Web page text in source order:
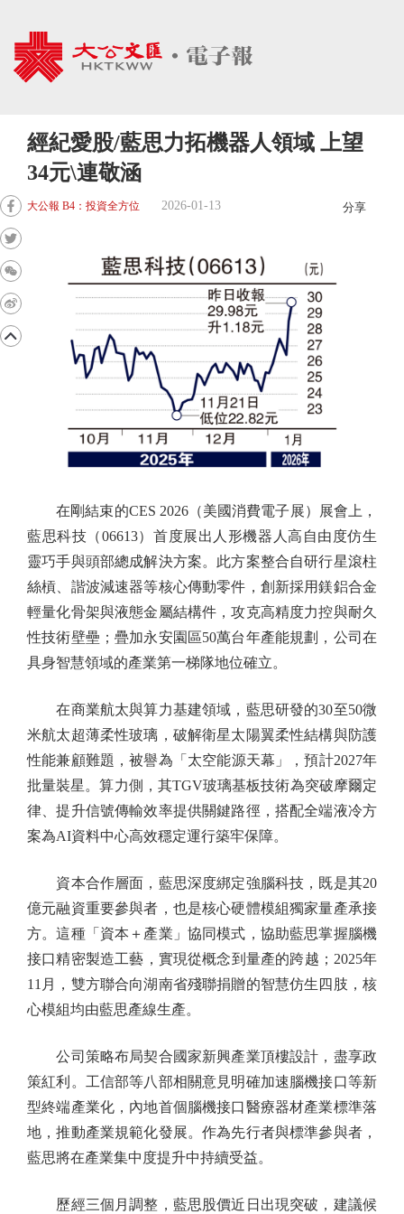
經紀愛股/藍思力拓機器人領域 上望
34元\連敬涵
大公報 B4：投資全方位 2026-01-13 分享
在剛結束的CES 2026（美國消費電子展）展會上，
藍思科技（06613）首度展出人形機器人高自由度仿生
靈巧手與頭部總成解決方案。此方案整合自研行星滾柱
絲槓、諧波減速器等核心傳動零件，創新採用鎂鋁合金
輕量化骨架與液態金屬結構件，攻克高精度力控與耐久
性技術壁壘；疊加永安園區50萬台年產能規劃，公司在
具身智慧領域的產業第一梯隊地位確立。
在商業航太與算力基建領域，藍思研發的30至50微
米航太超薄柔性玻璃，破解衛星太陽翼柔性結構與防護
性能兼顧難題，被譽為「太空能源天幕」，預計2027年
批量裝星。算力側，其TGV玻璃基板技術為突破摩爾定
律、提升信號傳輸效率提供關鍵路徑，搭配全端液冷方
案為AI資料中心高效穩定運行築牢保障。
資本合作層面，藍思深度綁定強腦科技，既是其20
億元融資重要參與者，也是核心硬體模組獨家量產承接
方。這種「資本＋產業」協同模式，協助藍思掌握腦機
接口精密製造工藝，實現從概念到量產的跨越；2025年
11月，雙方聯合向湖南省殘聯捐贈的智慧仿生四肢，核
心模組均由藍思產線生產。
公司策略布局契合國家新興產業頂樓設計，盡享政
策紅利。工信部等八部相關意見明確加速腦機接口等新
型終端產業化，內地首個腦機接口醫療器材產業標準落
地，推動產業規範化發展。作為先行者與標準參與者，
藍思將在產業集中度提升中持續受益。
歷經三個月調整，藍思股價近日出現突破，建議候